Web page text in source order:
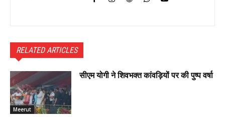
RELATED ARTICLES
Meerut
सीएम योगी ने शिवभक्त कांवड़ियों पर की पुष्प वर्षा